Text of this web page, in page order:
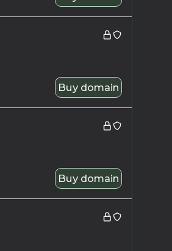
Buy domain
Buy domain